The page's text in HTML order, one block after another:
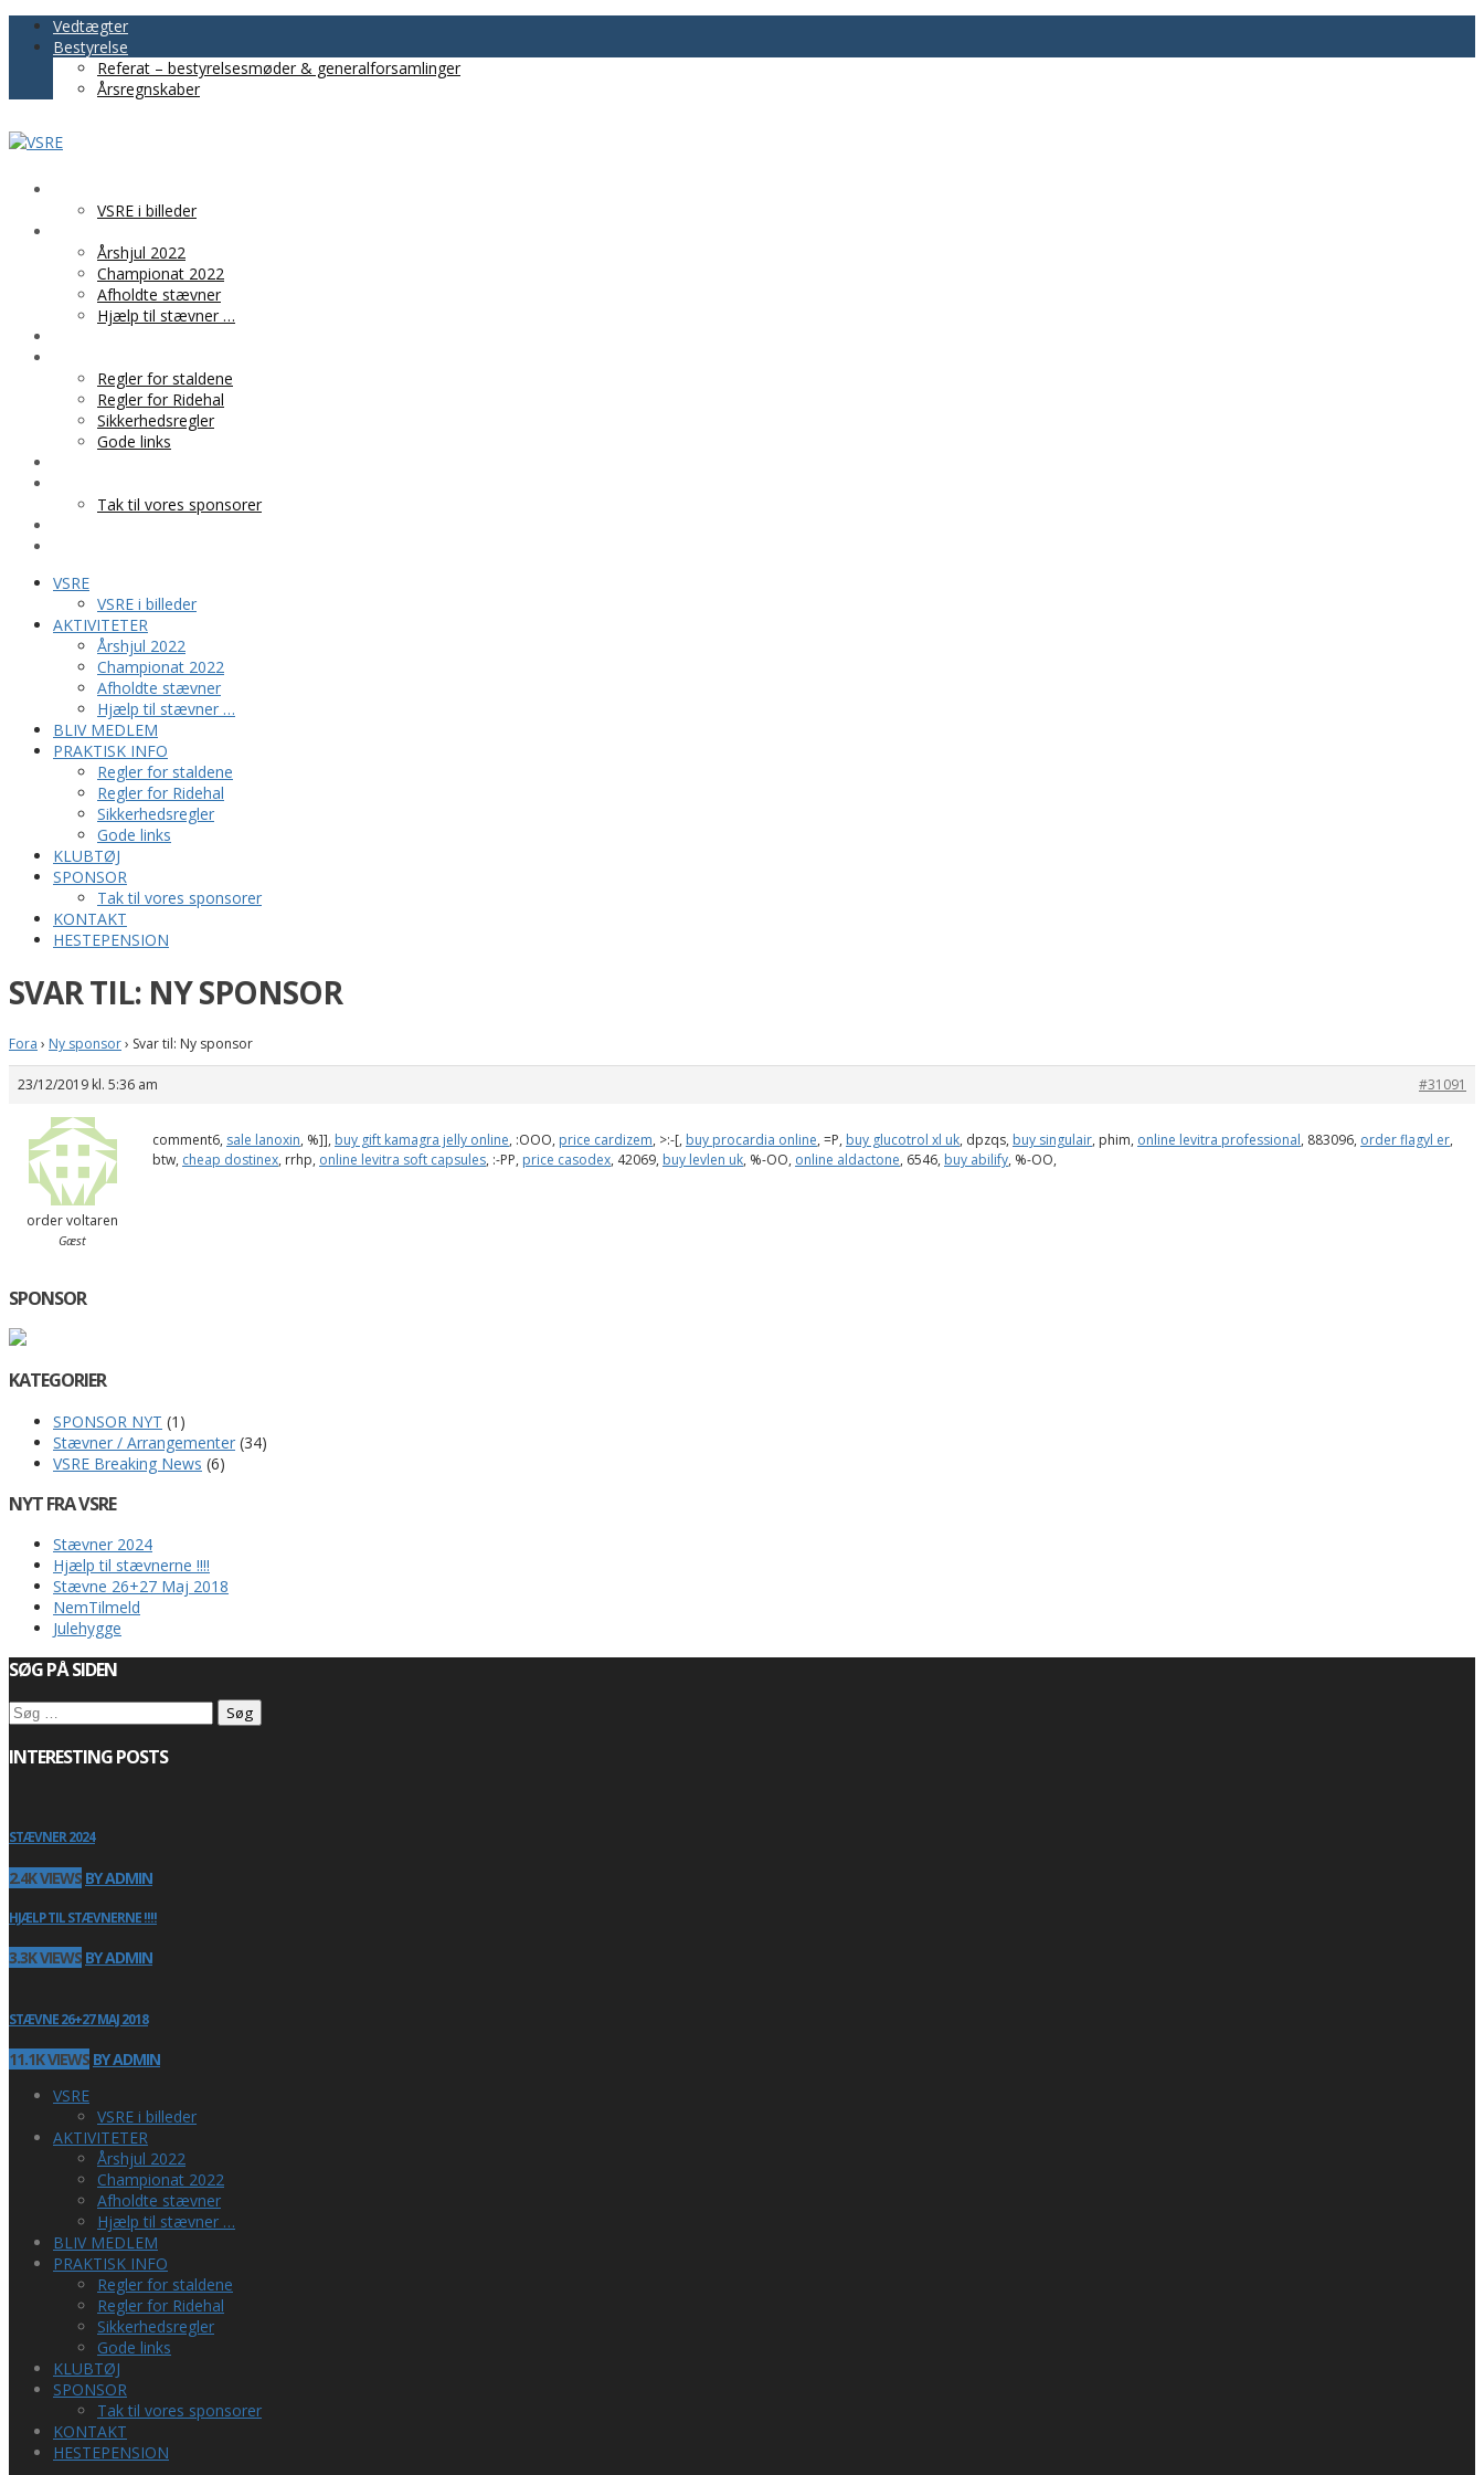
Vedtægter
Bestyrelse
Referat – bestyrelsesmøder & generalforsamlinger
Årsregnskaber
VSRE i billeder
Årshjul 2022
Championat 2022
Afholdte stævner
Hjælp til stævner …
Regler for staldene
Regler for Ridehal
Sikkerhedsregler
Gode links
Tak til vores sponsorer
VSRE
VSRE i billeder
AKTIVITETER
Årshjul 2022
Championat 2022
Afholdte stævner
Hjælp til stævner …
BLIV MEDLEM
PRAKTISK INFO
Regler for staldene
Regler for Ridehal
Sikkerhedsregler
Gode links
KLUBTØJ
SPONSOR
Tak til vores sponsorer
KONTAKT
HESTEPENSION
SVAR TIL: NY SPONSOR
Fora › Ny sponsor› Svar til: Ny sponsor
23/12/2019 kl. 5:36 am #31091
order voltaren
Gæst
comment6, sale lanoxin, %]], buy gift kamagra jelly online, :OOO, price cardizem, >:-[, buy procardia online, =P, buy glucotrol xl uk, dpzqs, buy singulair, phim, online levitra professional, 883096, order flagyl er,
btw, cheap dostinex, rrhp, online levitra soft capsules, :-PP, price casodex, 42069, buy levlen uk, %-OO, online aldactone, 6546, buy abilify, %-OO,
SPONSOR
KATEGORIER
SPONSOR NYT (1)
Stævner / Arrangementer (34)
VSRE Breaking News (6)
NYT FRA VSRE
Stævner 2024
Hjælp til stævnerne !!!!
Stævne 26+27 Maj 2018
NemTilmeld
Julehygge
SØG PÅ SIDEN
Søg
efter:
INTERESTING POSTS
STÆVNER 2024
2.4K VIEWS BY ADMIN
HJÆLP TIL STÆVNERNE !!!!
3.3K VIEWS BY ADMIN
STÆVNE 26+27 MAJ 2018
11.1K VIEWS BY ADMIN
VSRE
VSRE i billeder
AKTIVITETER
Årshjul 2022
Championat 2022
Afholdte stævner
Hjælp til stævner …
BLIV MEDLEM
PRAKTISK INFO
Regler for staldene
Regler for Ridehal
Sikkerhedsregler
Gode links
KLUBTØJ
SPONSOR
Tak til vores sponsorer
KONTAKT
HESTEPENSION